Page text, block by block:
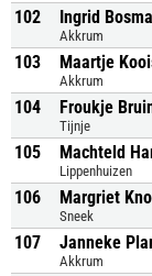
102 Ingrid Bosma
Akkrum
103 Maartje
Akkrum
104 Froukje
Tijnje
105 Machteld
Lippenhuizen
106 Margriet
Sneek
107 Janneke
Akkrum